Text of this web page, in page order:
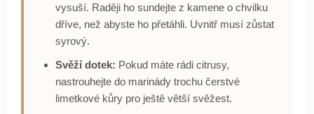
vysuší. Raději ho sundejte z kamene o chvilku
dříve, než abyste ho přetáhli. Uvnitř musí zůstat
syrový.
Svěží dotek: Pokud máte rádi citrusy,
nastrouhejte do marinády trochu čerstvé
limetkové kůry pro ještě větší svěžest.